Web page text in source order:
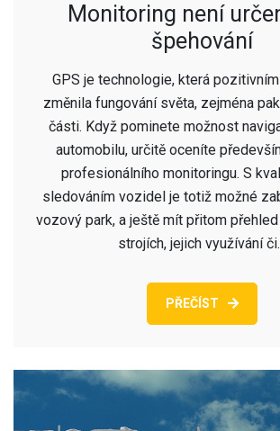
Monitoring není
špehování
GPS je technologie, která
změnila fungování světa, zejména
části. Když pominete možnost
automobilu, určitě oceníte
profesionálního monitoringu. S
sledováním vozidel je totiž možné
vozový park, a ještě mít přitom
strojích, jejich využívání
PŘEČÍST